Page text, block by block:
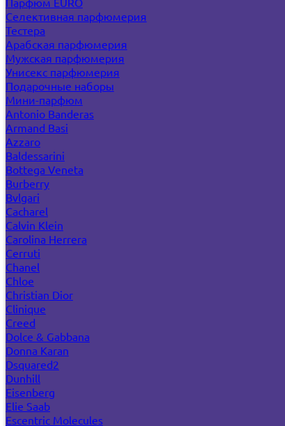
Селективная парфюмерия
Тестера
Арабская парфюмерия
Мужская парфюмерия
Унисекс парфюмерия
Подарочные наборы
Мини-парфюм
Antonio Banderas
Armand Basi
Azzaro
Baldessarini
Bottega Veneta
Burberry
Bvlgari
Cacharel
Calvin Klein
Carolina Herrera
Cerruti
Chanel
Chloe
Christian Dior
Clinique
Creed
Dolce & Gabbana
Donna Karan
Dsquared2
Dunhill
Eisenberg
Elie Saab
Escentric Molecules